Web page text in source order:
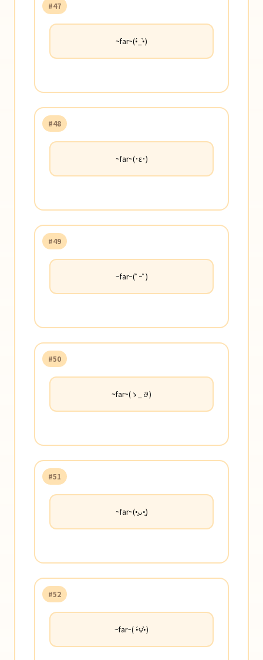
#47
~far~(•́_•̀)
#48
~far~(･ε･)
#49
~far~(ﾟｰﾟ)
#50
~far~(ゝ_∂)
#51
~far~(•͈ᴗ•͈)
#52
~far~( •́౪•̀)